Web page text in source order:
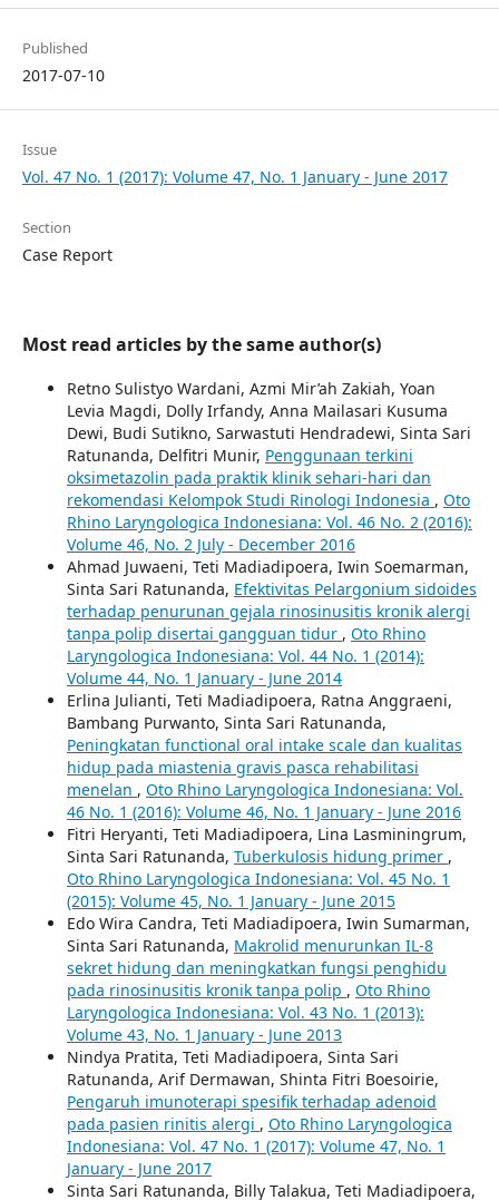
Published
2017-07-10
Issue
Vol. 47 No. 1 (2017): Volume 47, No. 1 January - June 2017
Section
Case Report
Most read articles by the same author(s)
Retno Sulistyo Wardani, Azmi Mir’ah Zakiah, Yoan
Levia Magdi, Dolly Irfandy, Anna Mailasari Kusuma
Dewi, Budi Sutikno, Sarwastuti Hendradewi, Sinta Sari
Ratunanda, Delfitri Munir, Penggunaan terkini
oksimetazolin pada praktik klinik sehari-hari dan
rekomendasi Kelompok Studi Rinologi Indonesia , Oto
Rhino Laryngologica Indonesiana: Vol. 46 No. 2 (2016):
Volume 46, No. 2 July - December 2016
Ahmad Juwaeni, Teti Madiadipoera, Iwin Soemarman,
Sinta Sari Ratunanda, Efektivitas Pelargonium sidoides
terhadap penurunan gejala rinosinusitis kronik alergi
tanpa polip disertai gangguan tidur , Oto Rhino
Laryngologica Indonesiana: Vol. 44 No. 1 (2014):
Volume 44, No. 1 January - June 2014
Erlina Julianti, Teti Madiadipoera, Ratna Anggraeni,
Bambang Purwanto, Sinta Sari Ratunanda,
Peningkatan functional oral intake scale dan kualitas
hidup pada miastenia gravis pasca rehabilitasi
menelan , Oto Rhino Laryngologica Indonesiana: Vol.
46 No. 1 (2016): Volume 46, No. 1 January - June 2016
Fitri Heryanti, Teti Madiadipoera, Lina Lasminingrum,
Sinta Sari Ratunanda, Tuberkulosis hidung primer ,
Oto Rhino Laryngologica Indonesiana: Vol. 45 No. 1
(2015): Volume 45, No. 1 January - June 2015
Edo Wira Candra, Teti Madiadipoera, Iwin Sumarman,
Sinta Sari Ratunanda, Makrolid menurunkan IL-8
sekret hidung dan meningkatkan fungsi penghidu
pada rinosinusitis kronik tanpa polip , Oto Rhino
Laryngologica Indonesiana: Vol. 43 No. 1 (2013):
Volume 43, No. 1 January - June 2013
Nindya Pratita, Teti Madiadipoera, Sinta Sari
Ratunanda, Arif Dermawan, Shinta Fitri Boesoirie,
Pengaruh imunoterapi spesifik terhadap adenoid
pada pasien rinitis alergi , Oto Rhino Laryngologica
Indonesiana: Vol. 47 No. 1 (2017): Volume 47, No. 1
January - June 2017
Sinta Sari Ratunanda, Billy Talakua, Teti Madiadipoera,